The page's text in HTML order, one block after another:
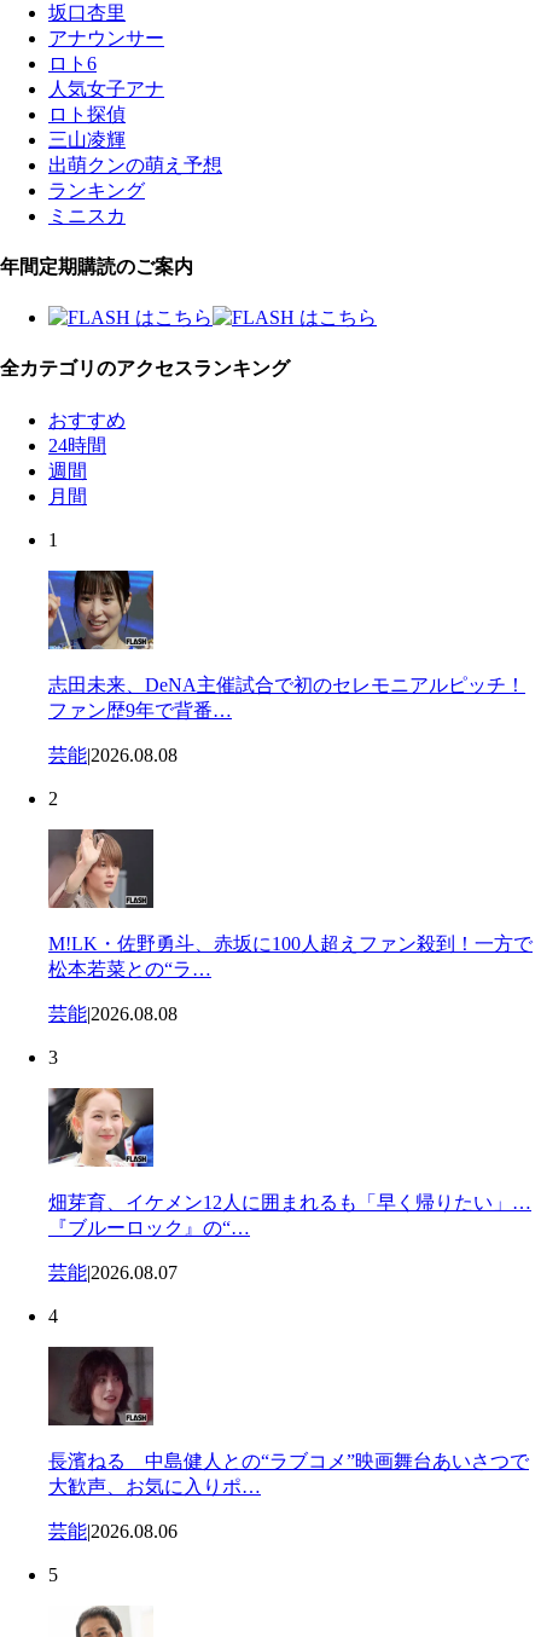
坂口杏里
アナウンサー
ロト6
人気女子アナ
ロト探偵
三山凌輝
出萌クンの萌え予想
ランキング
ミニスカ
年間定期購読のご案内
全カテゴリのアクセスランキング
おすすめ
24時間
週間
月間
1
志田未来、DeNA主催試合で初のセレモニアルピッチ！
ファン歴9年で背番…
芸能|2026.08.08
2
M!LK・佐野勇斗、赤坂に100人超えファン殺到！一方で
松本若菜との“ラ…
芸能|2026.08.08
3
畑芽育、イケメン12人に囲まれるも「早く帰りたい」…
『ブルーロック』の“…
芸能|2026.08.07
4
長濱ねる 中島健人との“ラブコメ”映画舞台あいさつで
大歓声、お気に入りポ…
芸能|2026.08.06
5